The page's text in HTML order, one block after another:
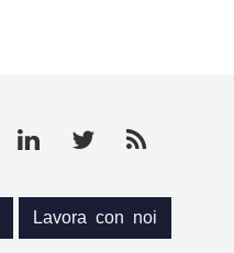
Lavora con noi